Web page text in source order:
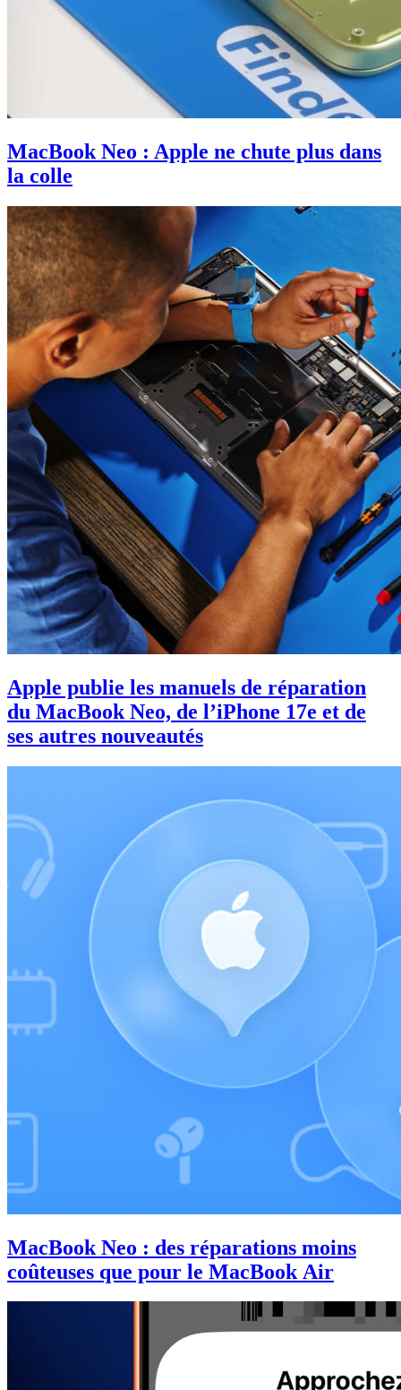
MacBook Neo : Apple ne chute plus dans
la colle
Apple publie les manuels de réparation
du MacBook Neo, de l’iPhone 17e et de
ses autres nouveautés
MacBook Neo : des réparations moins
coûteuses que pour le MacBook Air